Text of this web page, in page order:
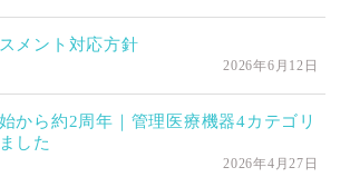
メント対応方針
2026年6月12日
から約2周年｜管理医療機器4カテゴリ
した
2026年4月27日